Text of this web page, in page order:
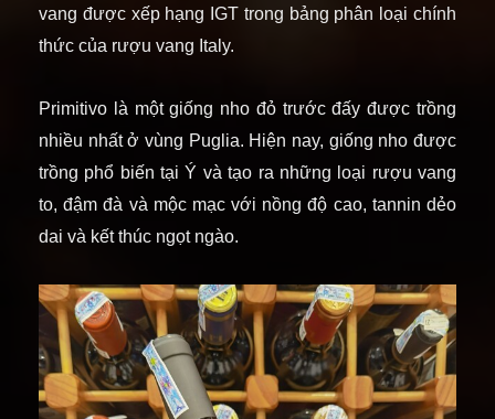
vang được xếp hạng IGT trong bảng phân loại chính
thức của rượu vang Italy.
Primitivo là một giống nho đỏ trước đấy được trồng
nhiều nhất ở vùng Puglia. Hiện nay, giống nho được
trồng phổ biến tại Ý và tạo ra những loại rượu vang
to, đậm đà và mộc mạc với nồng độ cao, tannin dẻo
dai và kết thúc ngọt ngào.